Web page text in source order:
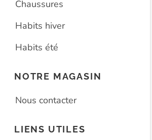
Chaussures
Habits hiver
Habits été
NOTRE MAGASIN
Nous contacter
LIENS UTILES